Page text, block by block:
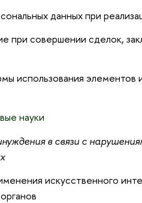
данных при
при совершении сделок,
использования элементов
науки
в связи с
искусственного